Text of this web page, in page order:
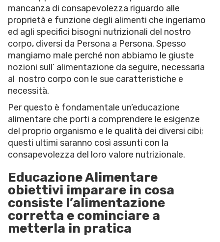
mancanza di consapevolezza riguardo alle
proprietà e funzione degli alimenti che ingeriamo
ed agli specifici bisogni nutrizionali del nostro
corpo, diversi da Persona a Persona. Spesso
mangiamo male perché non abbiamo le giuste
nozioni sull’ alimentazione da seguire, necessaria
al nostro corpo con le sue caratteristiche e
necessità.
Per questo è fondamentale un’educazione
alimentare che porti a comprendere le esigenze
del proprio organismo e le qualità dei diversi cibi;
questi ultimi saranno così assunti con la
consapevolezza del loro valore nutrizionale.
Educazione Alimentare
obiettivi imparare in cosa
consiste l’alimentazione
corretta e cominciare a
metterla in pratica